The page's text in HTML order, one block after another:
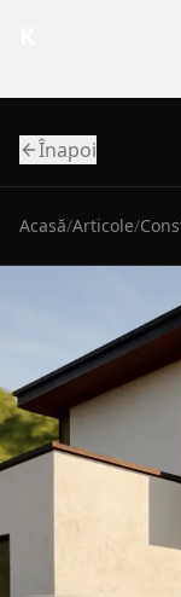
Înapoi
Acasă/Articole/